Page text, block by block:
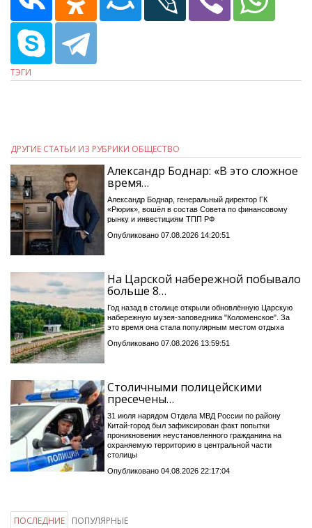
ТЭГИ
ДРУГИЕ СТАТЬИ ИЗ РУБРИКИ ОБЩЕСТВО
Александр Боднар: «В это сложное
время…
Александр Боднар, генеральный директор ГК
«Рюрик», вошёл в состав Совета по финансовому
рынку и инвестициям ТПП РФ
Опубликовано 07.08.2026 14:20:51
На Царской набережной побывало
больше 8…
Год назад в столице открыли обновлённую Царскую
набережную музея-заповедника "Коломенское". За
это время она стала популярным местом отдыха
Опубликовано 07.08.2026 13:59:51
Столичными полицейскими
пресечены…
31 июля нарядом Отдела МВД России по району
Китай-город был зафиксирован факт попытки
проникновения неустановленного гражданина на
охраняемую территорию в центральной части
столицы
Опубликовано 04.08.2026 22:17:04
ПОСЛЕДНИЕ ПОПУЛЯРНЫЕ